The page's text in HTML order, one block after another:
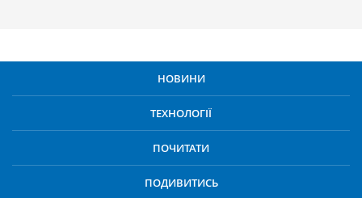
НОВИНИ
ТЕХНОЛОГІЇ
ПОЧИТАТИ
ПОДИВИТИСЬ